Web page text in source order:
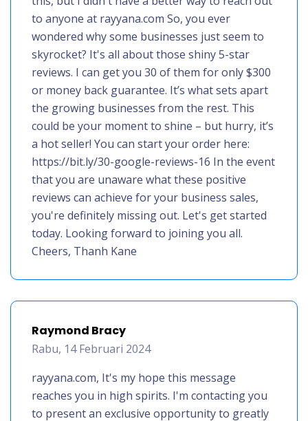
to anyone at rayyana.com So, you ever
wondered why some businesses just seem to
skyrocket? It's all about those shiny 5-star
reviews. I can get you 30 of them for only $300
or money back guarantee. It’s what sets apart
the growing businesses from the rest. This
could be your moment to shine – but hurry, it’s
a hot seller! You can start your order here:
https://bit.ly/30-google-reviews-16 In the event
that you are unaware what these positive
reviews can achieve for your business sales,
you're definitely missing out. Let's get started
today. Looking forward to joining you all.
Cheers, Thanh Kane
Raymond Bracy
Rabu, 14 Februari 2024
rayyana.com, It's my hope this message
reaches you in high spirits. I'm contacting you
to present an exclusive opportunity to greatly